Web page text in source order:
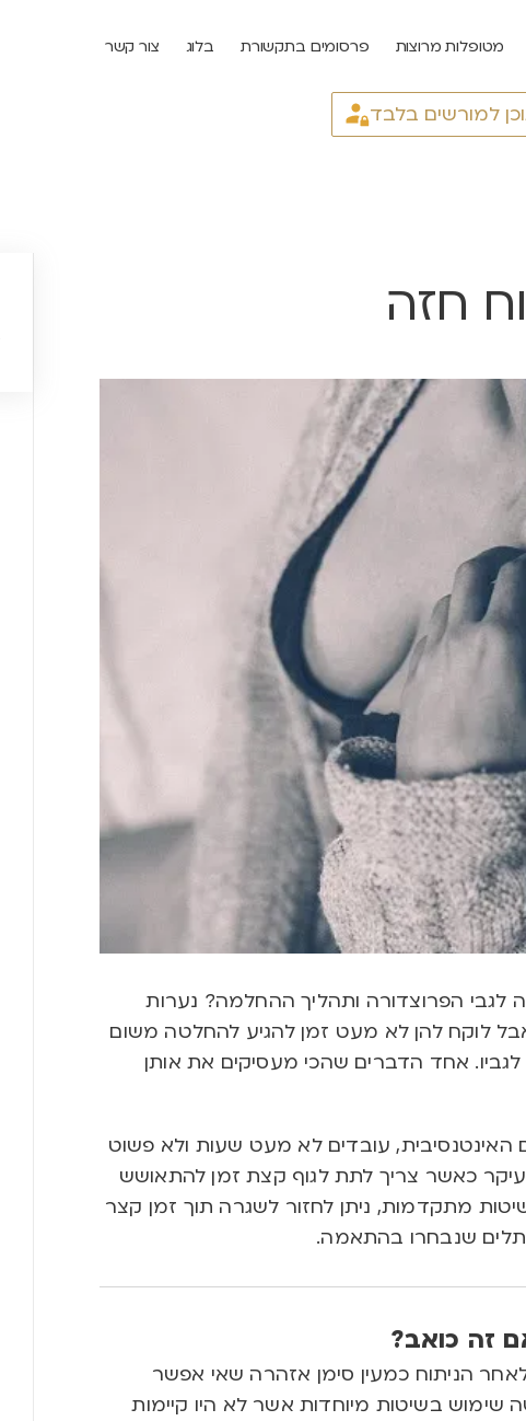
מטופלות מרוצות פרסומים בתקשורת בלוג צור קשר
למורשים בלבד
חזה
הפרוצדורה ותהליך ההחלמה? נערות
לוקח להן לא מעט זמן להגיע להחלטה משום
אחד הדברים שהכי מעסיקים את אותן
האינטנסיבית, עובדים לא מעט שעות ולא פשוט
כאשר צריך לתת לגוף קצת זמן להתאושש
מתקדמות, ניתן לחזור לשגרה תוך זמן קצר
שנבחרו בהתאמה.
זה כואב?
הניתוח כמעין סימן אזהרה שאי אפשר
שימוש בשיטות מיוחדות אשר לא היו קיימות